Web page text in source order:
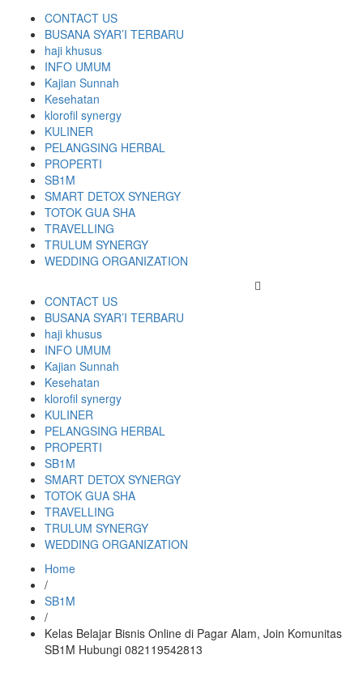
CONTACT US
BUSANA SYAR’I TERBARU
haji khusus
INFO UMUM
Kajian Sunnah
Kesehatan
klorofil synergy
KULINER
PELANGSING HERBAL
PROPERTI
SB1M
SMART DETOX SYNERGY
TOTOK GUA SHA
TRAVELLING
TRULUM SYNERGY
WEDDING ORGANIZATION
CONTACT US
BUSANA SYAR’I TERBARU
haji khusus
INFO UMUM
Kajian Sunnah
Kesehatan
klorofil synergy
KULINER
PELANGSING HERBAL
PROPERTI
SB1M
SMART DETOX SYNERGY
TOTOK GUA SHA
TRAVELLING
TRULUM SYNERGY
WEDDING ORGANIZATION
Home
/
SB1M
/
Kelas Belajar Bisnis Online di Pagar Alam, Join Komunitas
SB1M Hubungi 082119542813